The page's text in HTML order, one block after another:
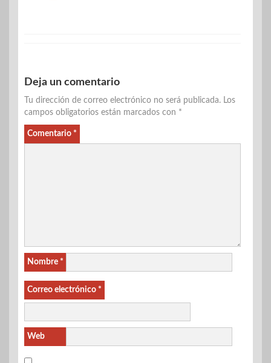
Deja un comentario
Tu dirección de correo electrónico no será publicada. Los
campos obligatorios están marcados con *
Comentario *
Nombre *
Correo electrónico *
Web